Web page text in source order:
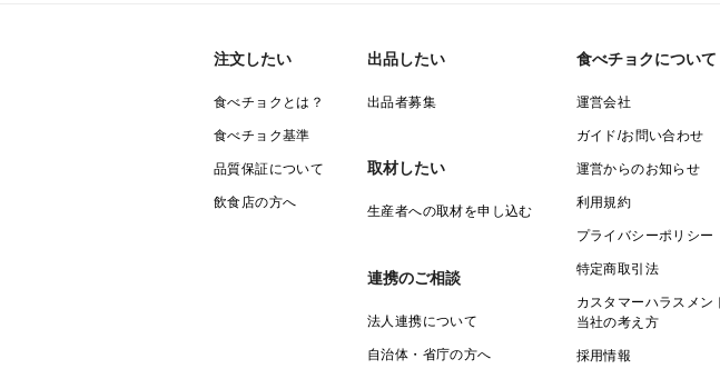
注文したい
食べチョクとは？
食べチョク基準
品質保証について
飲食店の方へ
出品したい
出品者募集
取材したい
生産者への取材を申し込む
連携のご相談
法人連携について
自治体・省庁の方へ
食べチョクについて
運営会社
ガイド/お問い合わせ
運営からのお知らせ
利用規約
プライバシーポリシー
特定商取引法
カスタマーハラスメン
当社の考え方
採用情報